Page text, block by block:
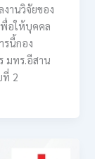
านวิจัยของ
พื่อให้บุคคล
รนี้กอง
มทร.อีสาน
ที่ 2